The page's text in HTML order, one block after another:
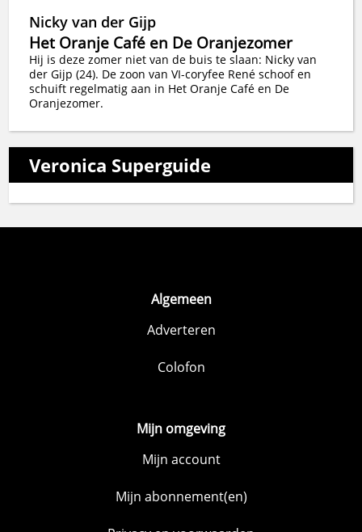
Nicky van der Gijp
Het Oranje Café en De Oranjezomer
Hij is deze zomer niet van de buis te slaan: Nicky van
der Gijp (24). De zoon van VI-coryfee René schoof en
schuift regelmatig aan in Het Oranje Café en De
Oranjezomer.
Veronica Superguide
Algemeen
Adverteren
Colofon
Mijn omgeving
Mijn account
Mijn abonnement(en)